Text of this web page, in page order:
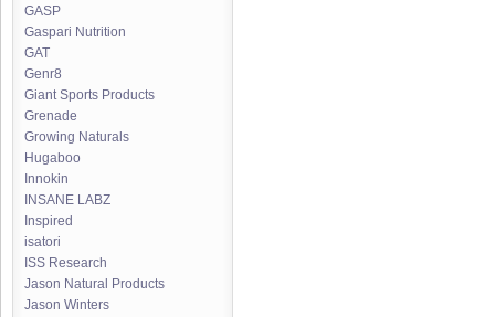
GASP
Gaspari Nutrition
GAT
Genr8
Giant Sports Products
Grenade
Growing Naturals
Hugaboo
Innokin
INSANE LABZ
Inspired
isatori
ISS Research
Jason Natural Products
Jason Winters